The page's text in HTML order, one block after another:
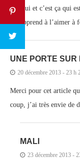
Oui et c’est ça qui
apprend à l’aimer à
UNE PORTE SUR
20 décembre 2013 - 23 h
Merci pour cet article
coup, j’ai très envie de
MALI
23 décembre 2013 -